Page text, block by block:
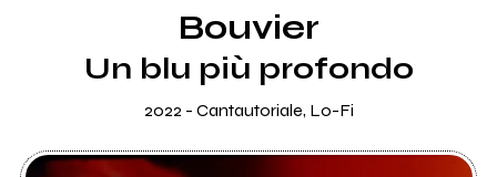
RADIO
Bouvier
Un blu più profondo
2022 - Cantautoriale, Lo-Fi